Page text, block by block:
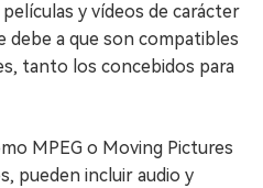
y vídeos de carácter
debe a que son compatibles
tanto los concebidos para
MPEG o Moving Pictures
pueden incluir audio y